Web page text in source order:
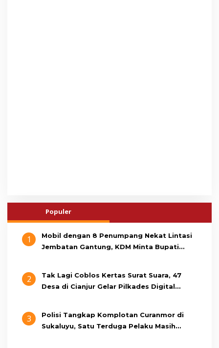
Populer
1
Mobil dengan 8 Penumpang Nekat Lintasi
Jembatan Gantung, KDM Minta Bupati
2
Tak Lagi Coblos Kertas Surat Suara, 47
Desa di Cianjur Gelar Pilkades Digital
3
Polisi Tangkap Komplotan Curanmor di
Sukaluyu, Satu Terduga Pelaku Masih